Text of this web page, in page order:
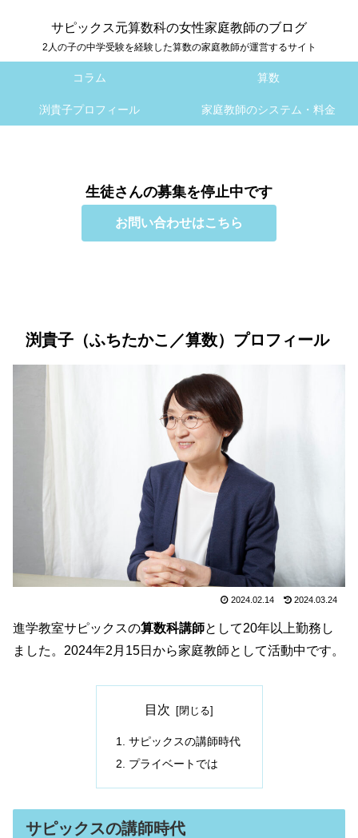
サピックス元算数科の女性家庭教師のブログ
2人の子の中学受験を経験した算数の家庭教師が運営するサイト
コラム 算数
渕貴子プロフィール 家庭教師のシステム・料金
生徒さんの募集を停止中です
お問い合わせはこちら
渕貴子（ふちたかこ／算数）プロフィール
2024.02.14 2024.03.24
進学教室サピックスの算数科講師として20年以上勤務し
ました。2024年2月15日から家庭教師として活動中です。
目次
サピックスの講師時代
プライベートでは
サピックスの講師時代